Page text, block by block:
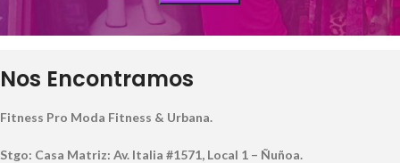
Nos Encontramos
Fitness Pro Moda Fitness & Urbana.
Stgo: Casa Matriz: Av. Italia #1571, Local 1 – Ñuñoa.